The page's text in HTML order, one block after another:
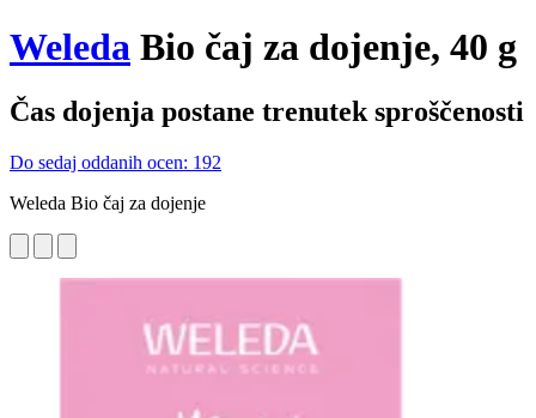
Weleda Bio čaj za dojenje, 40 g
Čas dojenja postane trenutek sproščenosti
Do sedaj oddanih ocen: 192
Weleda Bio čaj za dojenje